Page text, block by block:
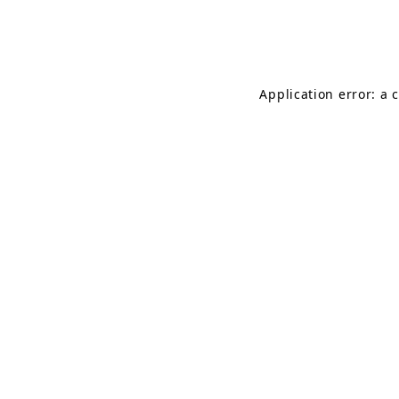
Application error: a